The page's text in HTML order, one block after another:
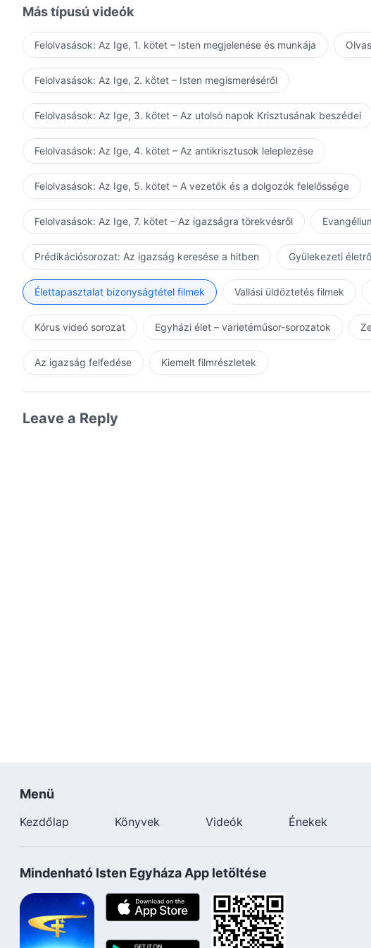
Más típusú videók
Felolvasások: Az Ige, 1. kötet – Isten megjelenése és munkája
Felolvasások: Az Ige, 2. kötet – Isten megismeréséről
Felolvasások: Az Ige, 3. kötet – Az utolsó napok Krisztusának beszédei
Felolvasások: Az Ige, 4. kötet – Az antikrisztusok leleplezése
Felolvasások: Az Ige, 5. kötet – A vezetők és a dolgozók felelőssége
Felolvasások: Az Ige, 7. kötet – Az igazságra törekvésről
Prédikációsorozat: Az igazság keresése a hitben Gyülekezeti
Élettapasztalat bizonyságtétel filmek Vallási üldöztetés filmek
Kórus videó sorozat Egyházi élet – varietéműsor-sorozatok
Az igazság felfedése Kiemelt filmrészletek
Leave a Reply
Menü
Kezdőlap Könyvek Videók Énekek
Mindenható Isten Egyháza App letöltése